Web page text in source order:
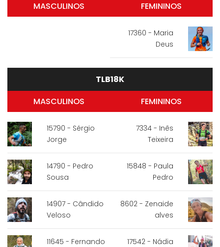
MASCULINOS
FEMININOS
17360 - Maria
Deus
TLB18K
MASCULINOS
15790 - Sérgio
Jorge
14790 - Pedro
Sousa
14907 - Cândido
Veloso
11645 - Fernando
FEMININOS
7334 - Inês
Teixeira
15848 - Paula
Pedro
8602 - Zenaide
alves
17542 - Nádia